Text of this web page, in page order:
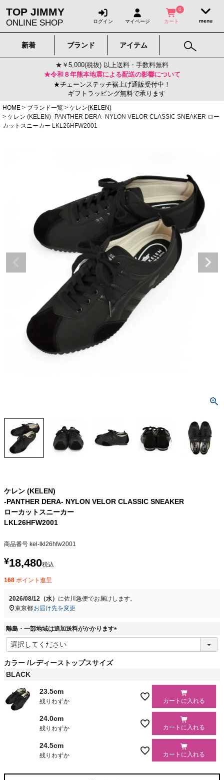
TOP JIMMY
ONLINE SHOP ログイン マイページ
0
カート
新着 ブランド アイテム
★￥5,000(税抜) 以上送料・手数料無料
★令和８年熊本地震による配送の影響について
★チェーンステッチ裾上げ通販受付中！
ギフトラッピング無料で承ります
HOME
ブランド一覧
ケレン(KELEN)
ケレン (KELEN) -PANTHER DERA- NYLON VELOR CLASSIC SNEAKER ロー
カットスニーカー LKL26HFW2001
ケレン (KELEN)
-PANTHER DERA- NYLON VELOR CLASSIC SNEAKER
ローカットスニーカー
LKL26HFW2001
商品番号 kel-lkl26hfw2001
¥18,480税込
168 ポイント進呈
2026/08/12（水） に佐川急便でお届けします。
東京都お届け先を変更
離島・一部地域は追加送料がかかります
(
カラー
レディーストップスサイズ
BLACK
23.5cm
残りわずか カートに入れる
24.0cm
残りわずか カートに入れる
24.5cm
残りわずか カートに入れる